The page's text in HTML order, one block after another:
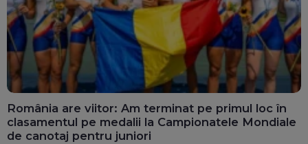
România are viitor: Am terminat pe primul loc în
clasamentul pe medalii la Campionatele Mondiale
de canotaj pentru juniori